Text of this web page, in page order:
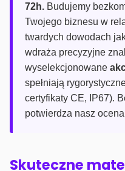
72h. Budujemy
Twojego biznesu w
twardych dowodach
wdraża precyzyjne
wyselekcjonowane
spełniają
certyfikaty CE, IP67).
potwierdza nasz ocena
Skuteczne